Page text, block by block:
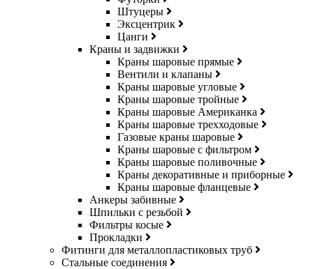
Штуцеры
Эксцентрик
Цанги
Краны и задвижки
Краны шаровые прямые
Вентили и клапаны
Краны шаровые угловые
Краны шаровые тройные
Краны шаровые Американка
Краны шаровые трехходовые
Газовые краны шаровые
Краны шаровые с фильтром
Краны шаровые поливочные
Краны декоративные и приборные
Краны шаровые фланцевые
Анкеры забивные
Шпильки с резьбой
Фильтры косые
Прокладки
Фитинги для металлопластиковых труб
Стальные соединения